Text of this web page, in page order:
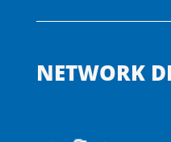
NETWORK